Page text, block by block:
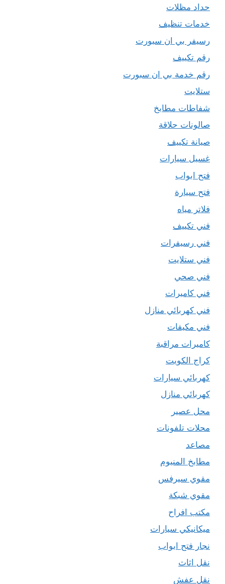
حداد مظلات
خدمات تنظيف
رسيفر بي ان سبورت
رقم تكييف
رقم خدمة بي ان سبورت
ستلايت
شفاطات مطابخ
صالونات حلاقة
صيانة تكييف
غسيل سيارات
فتح ابواب
فتح سيارة
فلاتر مياه
فني تكييف
فني رسيفرات
فني ستلايت
فني صحي
فني كاميرات
فني كهربائي منازل
فني مكيفات
كاميرات مراقبة
كراج الكويت
كهربائي سيارات
كهربائي منازل
محل عصير
محلات تلفونات
مصاعد
مطابخ المنيوم
مقوي سيرفس
مقوي شبكة
مكتب افراح
ميكانيكي سيارات
نجار فتح ابواب
نقل اثاث
نقل عفش